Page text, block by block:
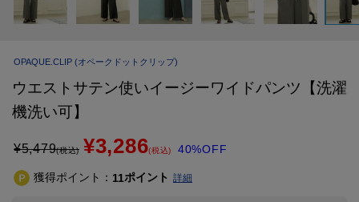
OPAQUE.CLIP (オペークドットクリップ)
ウエストサテン使いイージーワイドパンツ【洗濯
機洗い可】
¥5,479(税込) ¥3,286(税込) 40%OFF
獲得ポイント： 11ポイント 詳細